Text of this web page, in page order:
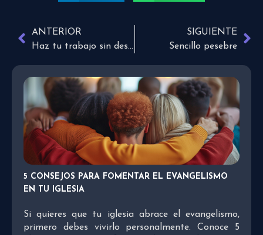
ANTERIOR
Haz tu trabajo sin desanimarte
SIGUIENTE
Sencillo pesebre
5 CONSEJOS PARA FOMENTAR EL EVANGELISMO
EN TU IGLESIA
Si quieres que tu iglesia abrace el evangelismo,
primero debes vivirlo personalmente. Conoce 5